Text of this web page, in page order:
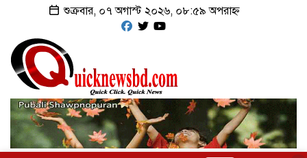
শুক্রবার, ০৭ অগাস্ট ২০২৬, ০৮:৫৯ অপরাহ্ন